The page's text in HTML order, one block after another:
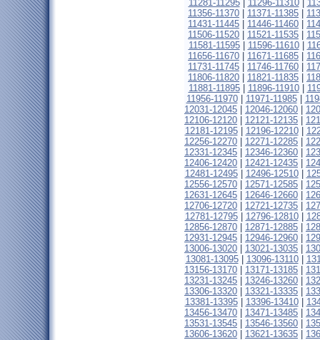
11281-11295| 11296-11310|
11356-11370
11371-11385
11431-11445
11446-11460
11506-11520
11521-11535
11581-11595| 11596-11610|
11656-11670
11671-11685
11731-11745
11746-11760
11806-11820
11821-11835
11881-11895| 11896-11910|
11956-11970| 11971-11985|
12031-12045
12046-12060
12106-12120
12121-12135
12181-12195| 12196-12210|
12256-12270
12271-12285
12331-12345
12346-12360
12406-12420
12421-12435
12481-12495| 12496-12510|
12556-12570
12571-12585
12631-12645
12646-12660
12706-12720
12721-12735
12781-12795| 12796-12810|
12856-12870
12871-12885
12931-12945
12946-12960
13006-13020
13021-13035
13081-13095| 13096-13110|
13156-13170
13171-13185
13231-13245
13246-13260
13306-13320
13321-13335
13381-13395| 13396-13410|
13456-13470
13471-13485
13531-13545
13546-13560
13606-13620
13621-13635